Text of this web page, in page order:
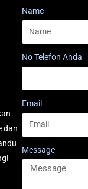
dan
Name
No Telefon Anda
Email
Message